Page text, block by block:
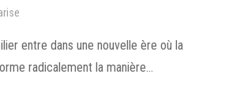
entre dans une nouvelle ère où la
radicalement la manière…